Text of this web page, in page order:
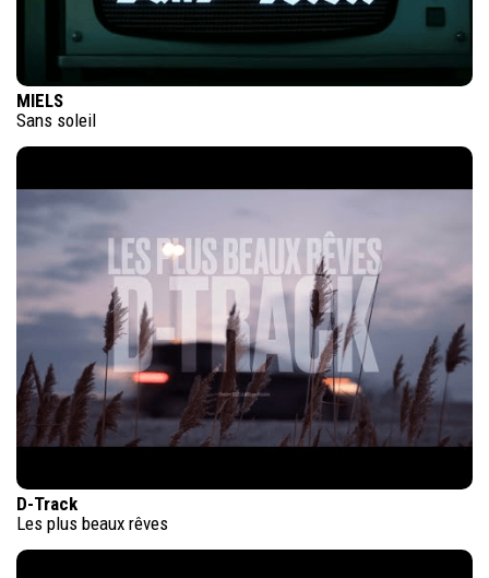
MIELS
Sans soleil
D-Track
Les plus beaux rêves